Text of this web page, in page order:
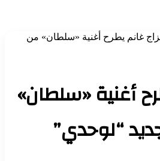
غانم يطرح أغنية «سلطان» من
أغنية «سلطان»
“لوحدي”